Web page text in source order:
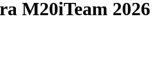
M20iTeam 2026